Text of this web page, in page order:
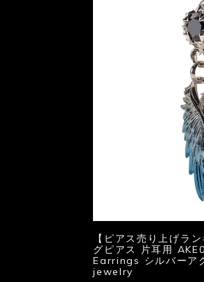
【ピアス売り上げラ
グピアス 片耳用
Earrings シルバーア
jewelry